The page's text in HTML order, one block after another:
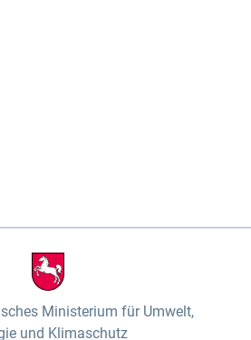
Ministerium für Umwelt,
und Klimaschutz